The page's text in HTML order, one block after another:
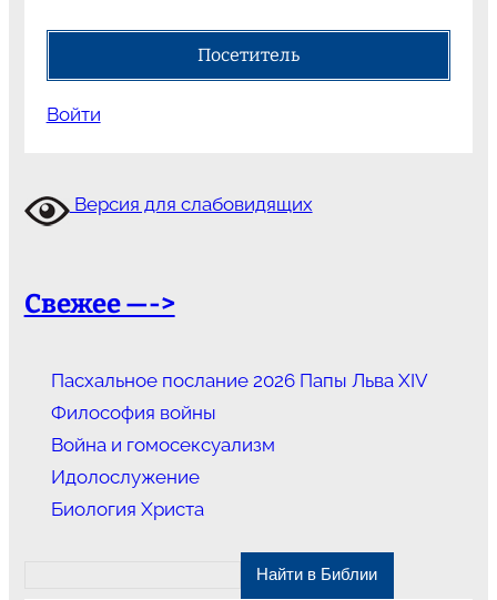
Посетитель
Войти
Версия для слабовидящих
Свежее —->
Пасхальное послание 2026 Папы Льва XIV
Философия войны
Война и гомосексуализм
Идолослужение
Биология Христа